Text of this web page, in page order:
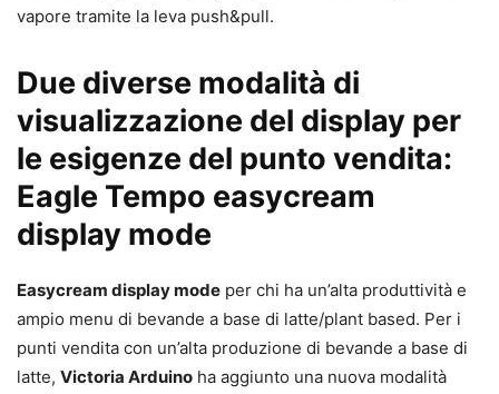
vapore tramite la leva push&pull.
Due diverse modalità di
visualizzazione del display per
le esigenze del punto vendita:
Eagle Tempo easycream
display mode
Easycream display mode per chi ha un’alta produttività e
ampio menu di bevande a base di latte/plant based. Per i
punti vendita con un’alta produzione di bevande a base di
latte, Victoria Arduino ha aggiunto una nuova modalità